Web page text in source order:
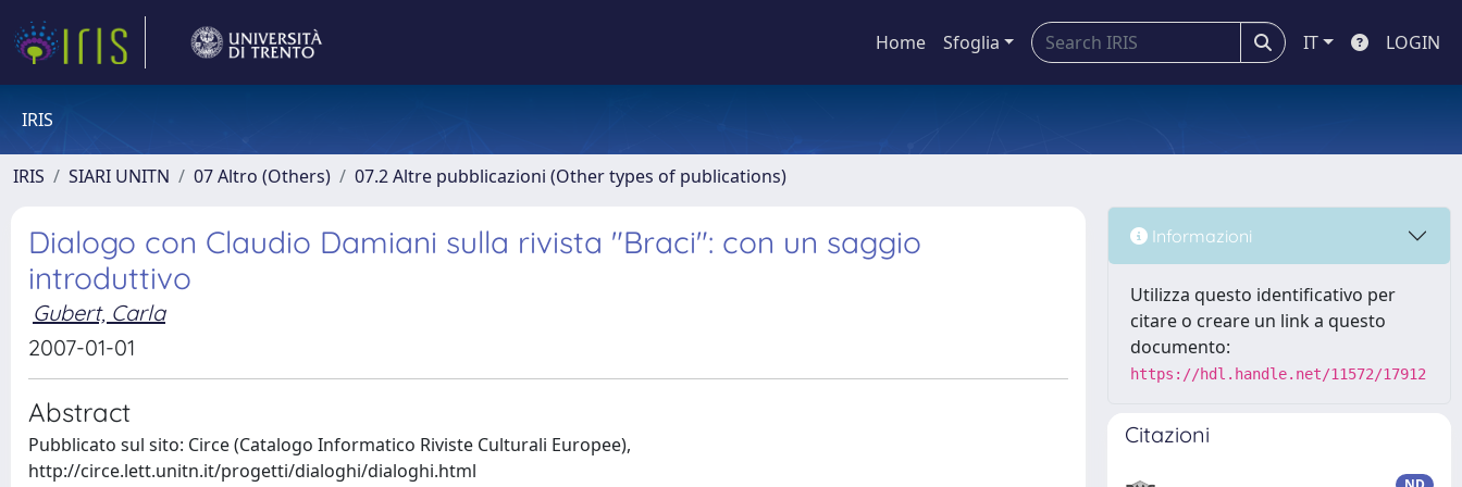
Home Sfoglia IT LOGIN
IRIS
IRIS SIARI UNITN 07 Altro (Others) 07.2 Altre pubblicazioni (Other types of publications)
Dialogo con Claudio Damiani sulla rivista "Braci": con un saggio
introduttivo
Gubert, Carla
2007-01-01
Abstract
Pubblicato sul sito: Circe (Catalogo Informatico Riviste Culturali Europee),
http://circe.lett.unitn.it/progetti/dialoghi/dialoghi.html
Informazioni
Utilizza questo identificativo per
citare o creare un link a questo
documento:
https://hdl.handle.net/11572/17912
Citazioni